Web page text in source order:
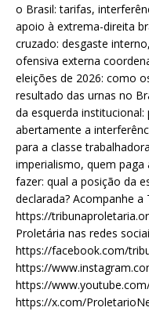
o Brasil: tarifas,
apoio à extrema-direita
cruzado: desgaste
ofensiva externa
eleições de 2026: como
resultado das urnas no
da esquerda
abertamente a
para a classe
imperialismo, quem
fazer: qual a posição da
declarada? Acompanhe
https://
Proletária nas redes
https://facebook.com/
https://
https://
https://x.com/